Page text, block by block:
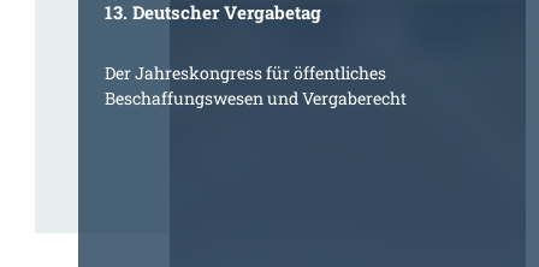
13. Deutscher Vergabetag
Der Jahreskongress für öffentliches
Beschaffungswesen und Vergaberecht